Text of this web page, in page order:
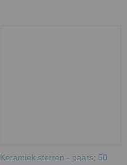
Keramiek sterren - paars; 50